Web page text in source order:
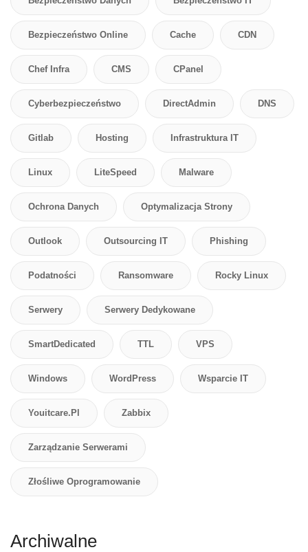
Bezpieczeństwo Online Cache CDN
Chef Infra CMS CPanel
Cyberbezpieczeństwo DirectAdmin DNS
Gitlab Hosting Infrastruktura IT
Linux LiteSpeed Malware
Ochrona Danych Optymalizacja Strony
Outlook Outsourcing IT Phishing
Podatności Ransomware Rocky Linux
Serwery Serwery Dedykowane
SmartDedicated TTL VPS
Windows WordPress Wsparcie IT
Youitcare.pl Zabbix
Zarządzanie Serwerami
Złośliwe Oprogramowanie
Archiwalne